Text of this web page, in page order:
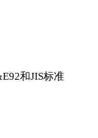
和JIS标准